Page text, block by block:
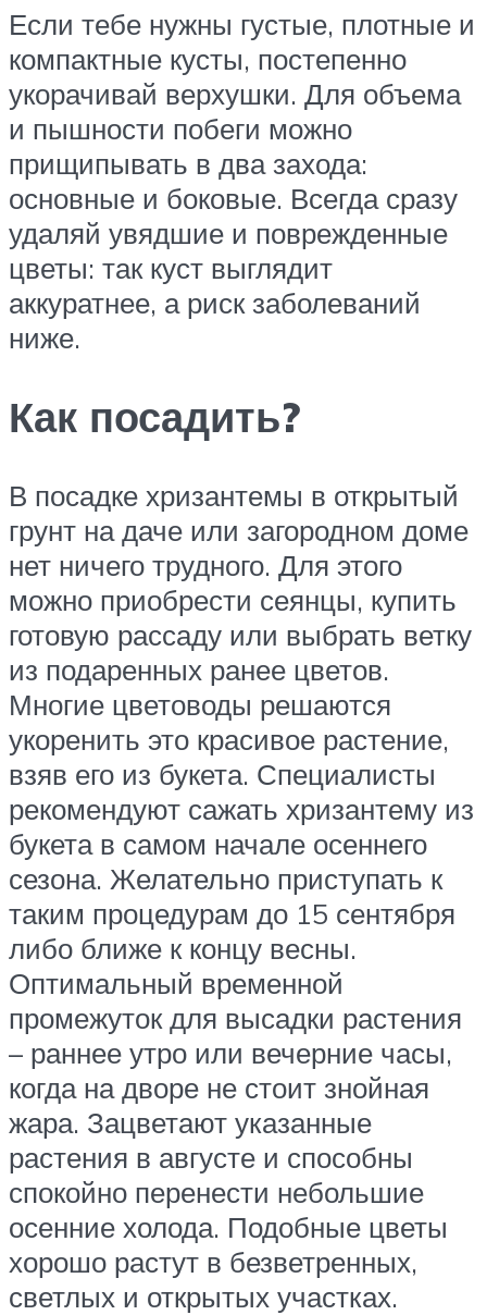
Если тебе нужны густые, плотные и
компактные кусты, постепенно
укорачивай верхушки. Для объема
и пышности побеги можно
прищипывать в два захода:
основные и боковые. Всегда сразу
удаляй увядшие и поврежденные
цветы: так куст выглядит
аккуратнее, а риск заболеваний
ниже.
Как посадить?
В посадке хризантемы в открытый
грунт на даче или загородном доме
нет ничего трудного. Для этого
можно приобрести сеянцы, купить
готовую рассаду или выбрать ветку
из подаренных ранее цветов.
Многие цветоводы решаются
укоренить это красивое растение,
взяв его из букета. Специалисты
рекомендуют сажать хризантему из
букета в самом начале осеннего
сезона. Желательно приступать к
таким процедурам до 15 сентября
либо ближе к концу весны.
Оптимальный временной
промежуток для высадки растения
– раннее утро или вечерние часы,
когда на дворе не стоит знойная
жара. Зацветают указанные
растения в августе и способны
спокойно перенести небольшие
осенние холода. Подобные цветы
хорошо растут в безветренных,
светлых и открытых участках.